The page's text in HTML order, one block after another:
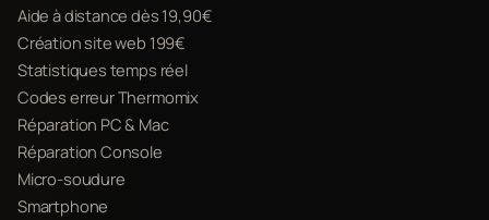
Aide à distance dès 19,90€
Création site web 199€
Statistiques temps réel
Codes erreur Thermomix
Réparation PC & Mac
Réparation Console
Micro-soudure
Smartphone